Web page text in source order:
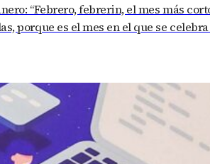
“Febrero, febrerin, el mes más
porque es el mes en el que se